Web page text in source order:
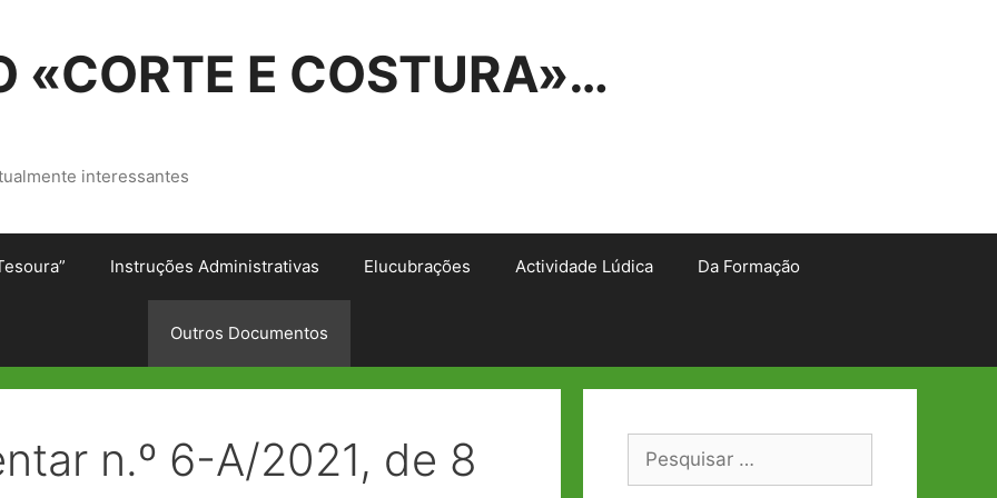
«CORTE E COSTURA»…
interessantes
Instruções Administrativas Elucubrações Actividade Lúdica Da Formação
Outros Documentos
n.º 6-A/2021, de 8
Pesquisar